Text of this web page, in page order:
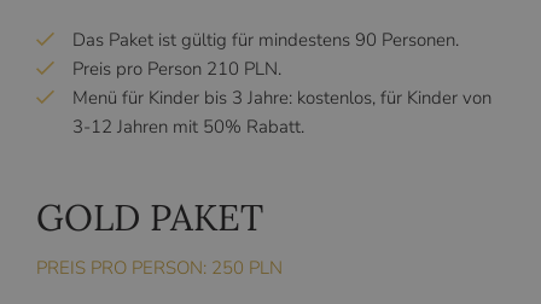
Das Paket ist gültig für mindestens 90 Personen.
Preis pro Person 210 PLN.
Menü für Kinder bis 3 Jahre: kostenlos, für Kinder von
3-12 Jahren mit 50% Rabatt.
GOLD PAKET
PREIS PRO PERSON: 250 PLN